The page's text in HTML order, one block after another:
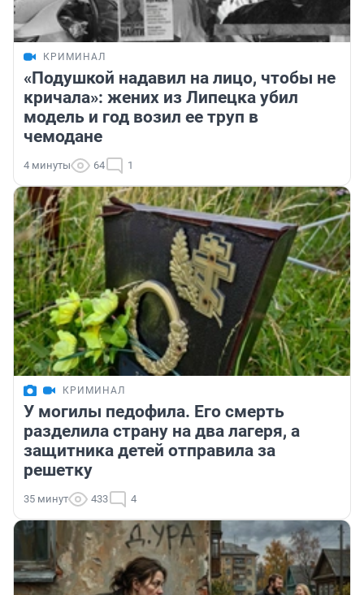
КРИМИНАЛ
«Подушкой надавил на лицо, чтобы не
кричала»: жених из Липецка убил
модель и год возил ее труп в
чемодане
4 минуты 64 1
КРИМИНАЛ
У могилы педофила. Его смерть
разделила страну на два лагеря, а
защитника детей отправила за
решетку
35 минут 433 4